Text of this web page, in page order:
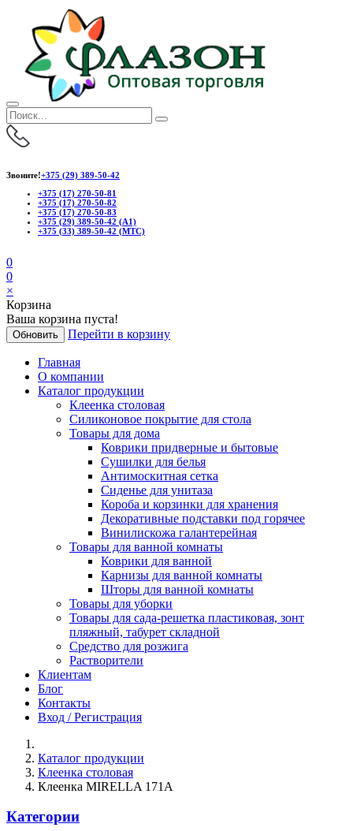
Звоните!+375 (29) 389-50-42
+375 (17) 270-50-81
+375 (17) 270-50-82
+375 (17) 270-50-83
+375 (29) 389-50-42 (А1)
+375 (33) 389-50-42 (МТС)
0
0
×
Корзина
Ваша корзина пуста!
Обновить Перейти в корзину
Главная
О компании
Каталог продукции
Клеенка столовая
Силиконовое покрытие для стола
Товары для дома
Коврики придверные и бытовые
Сушилки для белья
Антимоскитная сетка
Сиденье для унитаза
Короба и корзинки для хранения
Декоративные подставки под горячее
Винилискожа галантерейная
Товары для ванной комнаты
Коврики для ванной
Карнизы для ванной комнаты
Шторы для ванной комнаты
Товары для уборки
Товары для сада-решетка пластиковая, зонт
пляжный, табурет складной
Средство для розжига
Растворители
Клиентам
Блог
Контакты
Вход / Регистрация
Каталог продукции
Клеенка столовая
Клеенка MIRELLA 171A
Категории